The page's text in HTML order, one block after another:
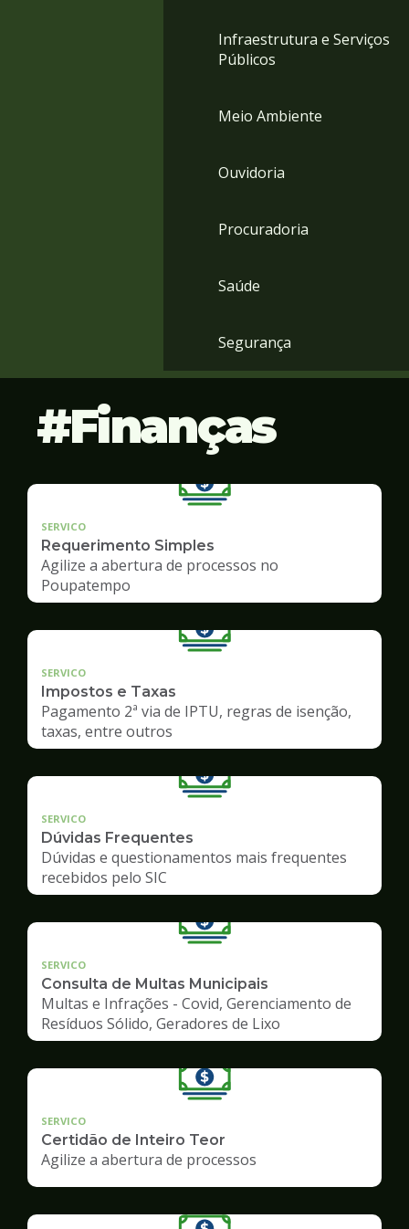
Infraestrutura e Serviços
Públicos
Meio Ambiente
Ouvidoria
Procuradoria
Saúde
Segurança
Finanças
SERVICO
Requerimento Simples
Agilize a abertura de processos no
Poupatempo
SERVICO
Impostos e Taxas
Pagamento 2ª via de IPTU, regras de isenção,
taxas, entre outros
SERVICO
Dúvidas Frequentes
Dúvidas e questionamentos mais frequentes
recebidos pelo SIC
SERVICO
Consulta de Multas Municipais
Multas e Infrações - Covid, Gerenciamento de
Resíduos Sólido, Geradores de Lixo
SERVICO
Certidão de Inteiro Teor
Agilize a abertura de processos